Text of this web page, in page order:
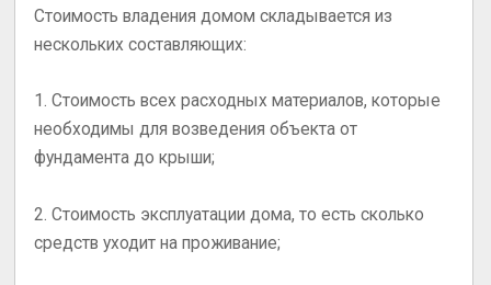
Стоимость владения домом складывается из
нескольких составляющих:
1. Стоимость всех расходных материалов, которые
необходимы для возведения объекта от
фундамента до крыши;
2. Стоимость эксплуатации дома, то есть сколько
средств уходит на проживание;